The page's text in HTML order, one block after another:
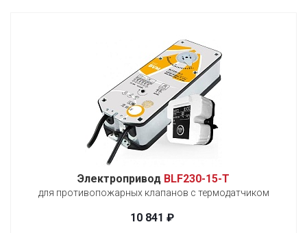
Электропривод BLF230-15-T
для противопожарных клапанов с термодатчиком
10 841 ₽